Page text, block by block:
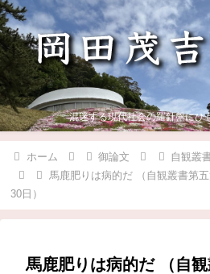
混迷する現代社会の羅針盤にひ
ホーム 御論文 自観叢
馬鹿肥りは病的だ （自観叢書第
30日）
馬鹿肥りは病的だ （自